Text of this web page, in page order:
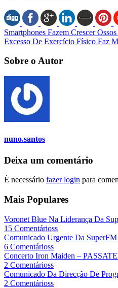
Smartphones Fazem Crescer
Excesso De Exercício Físico Faz
Sobre o Autor
nuno.santos
Deixa um comentário
É necessário fazer login para
Mais Populares
Voronet Blue Na Liderança Da
15 Comentárioss
Comunicado Urgente Da
6 Comentárioss
Concerto Iron Maiden –
2 Comentárioss
Comunicado Da Direcção De
2 Comentárioss